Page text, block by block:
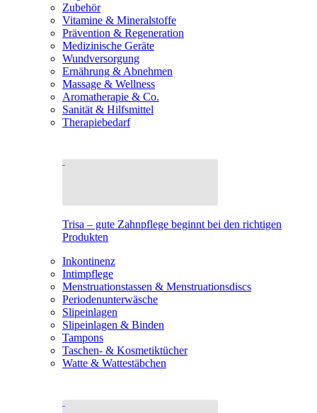
Zubehör
Vitamine & Mineralstoffe
Prävention & Regeneration
Medizinische Geräte
Wundversorgung
Ernährung & Abnehmen
Massage & Wellness
Aromatherapie & Co.
Sanität & Hilfsmittel
Therapiebedarf
Trisa – gute Zahnpflege beginnt bei den richtigen
Produkten
Inkontinenz
Intimpflege
Menstruationstassen & Menstruationsdiscs
Periodenunterwäsche
Slipeinlagen
Slipeinlagen & Binden
Tampons
Taschen- & Kosmetiktücher
Watte & Wattestäbchen